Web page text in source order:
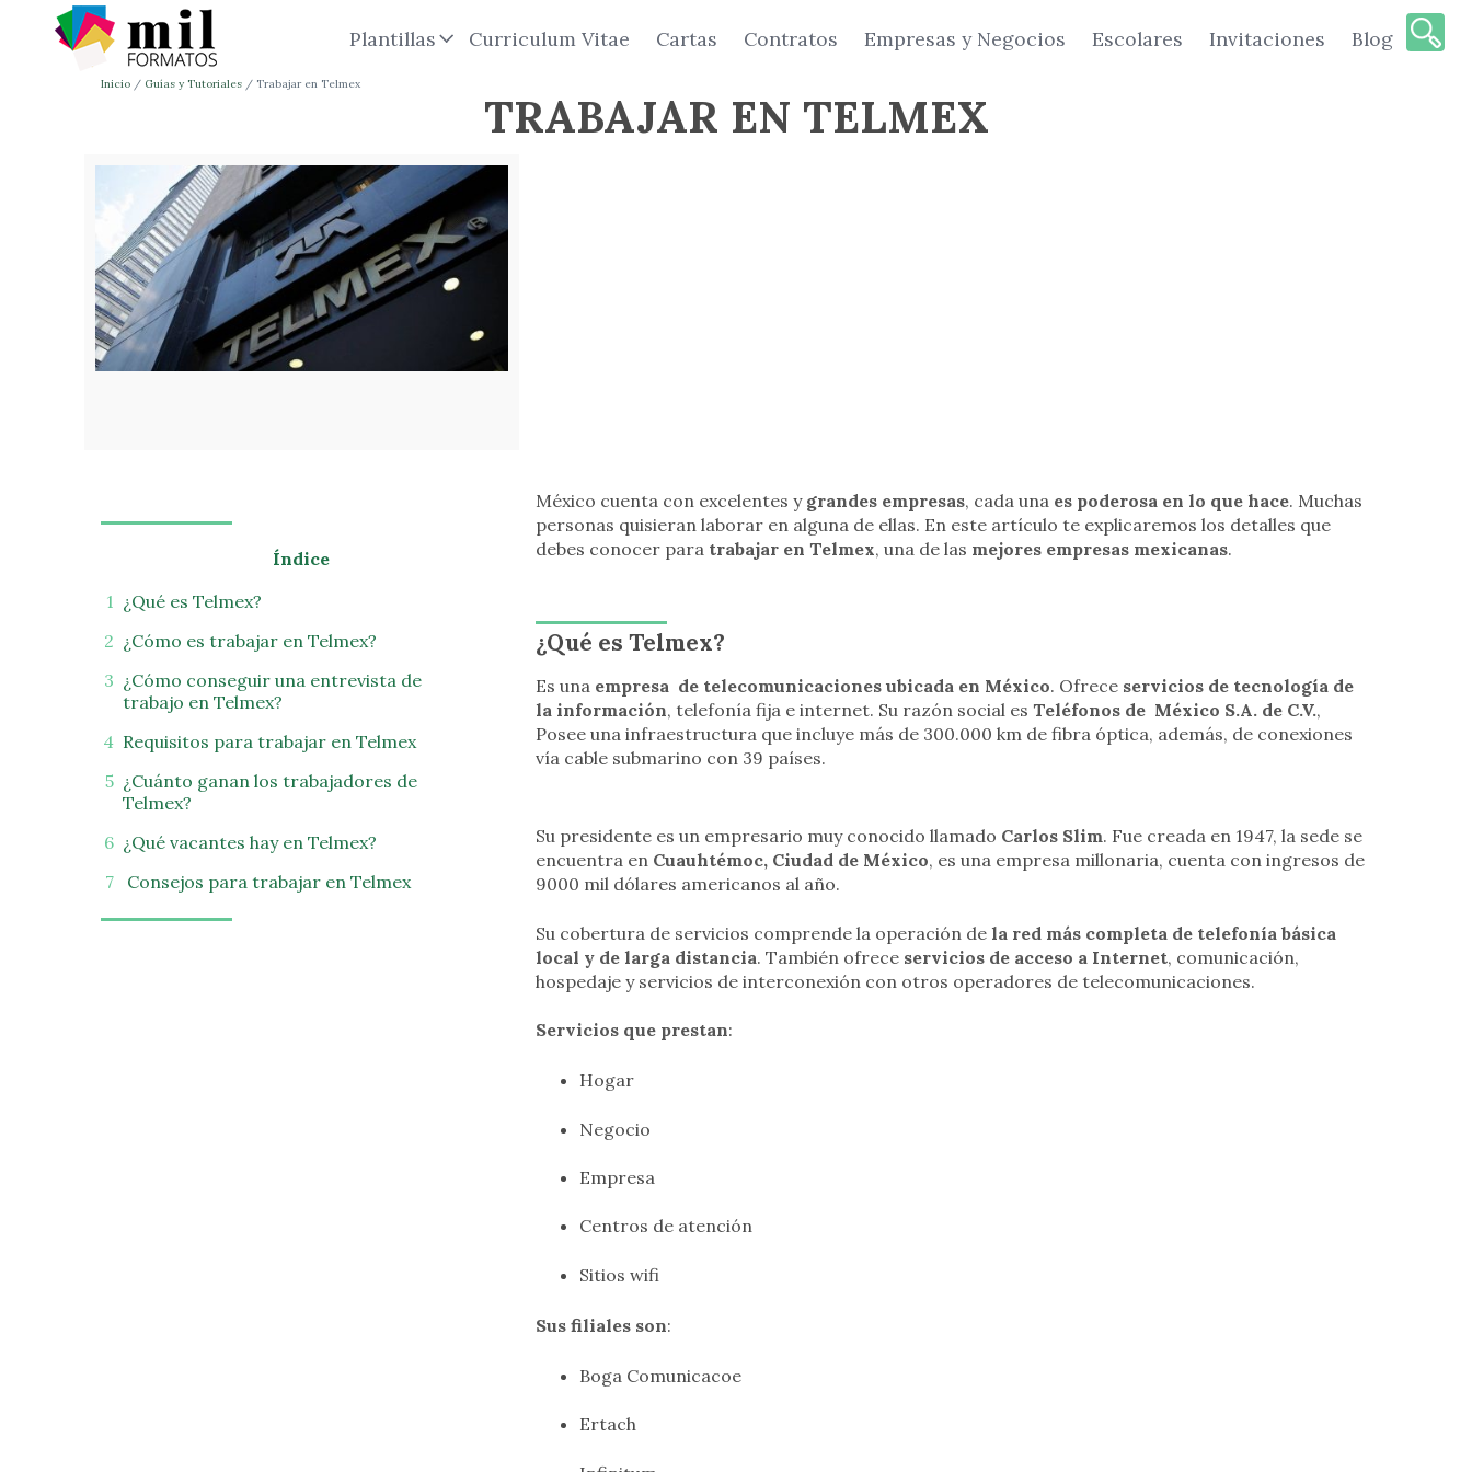
Plantillas Curriculum Vitae Cartas Contratos Empresas y Negocios Escolares Invitaciones Blog
Inicio Guías y Tutoriales Trabajar en Telmex
TRABAJAR EN TELMEX
Índice
¿Qué es Telmex?
¿Cómo es trabajar en Telmex?
¿Cómo conseguir una entrevista de
trabajo en Telmex?
Requisitos para trabajar en Telmex
¿Cuánto ganan los trabajadores de
Telmex?
¿Qué vacantes hay en Telmex?
Consejos para trabajar en Telmex
México cuenta con excelentes y grandes empresas, cada unaes poderosa en lo que hace. Muchas
personas quisieran laborar en alguna de ellas. En este artículo te explicaremos los detalles que
debes conocer para trabajar en Telmex, una de las mejores empresas mexicanas.
¿Qué es Telmex?
Es una empresa de telecomunicaciones ubicada en México. Ofreceservicios de tecnología de
la información, telefonía fija e internet. Su razón social es Teléfonos de México S.A. de C.V.,
Posee una infraestructura que incluye más de 300.000 km de fibra óptica, además, de conexiones
vía cable submarino con 39 países.
Su presidente es un empresario muy conocido llamado Carlos Slim. Fue creada en 1947, la sede se
encuentra en Cuauhtémoc, Ciudad de México, es una empresa millonaria, cuenta con ingresos de
9000 mil dólares americanos al año.
Su cobertura de servicios comprende la operación dela red más completa de telefonía básica
local y de larga distancia. También ofrece servicios de acceso a Internet, comunicación,
hospedaje y servicios de interconexión con otros operadores de telecomunicaciones.
Servicios que prestan:
Hogar
Negocio
Empresa
Centros de atención
Sitios wifi
Sus filiales son:
Boga Comunicacoe
Ertach